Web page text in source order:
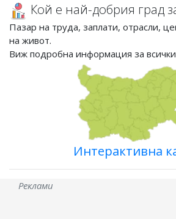
Кой е най-добрия град
Пазар на труда, заплати, отрасли,
на живот.
Виж подробна информация за
Интерактивна
Реклами